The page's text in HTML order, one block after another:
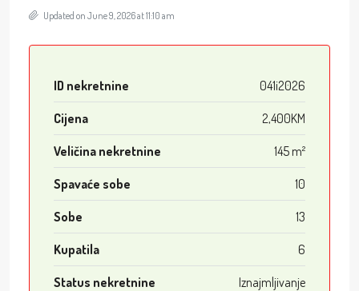
Updated on June 9, 2026 at 11:10 am
ID nekretnine 041i2026
Cijena 2,400KM
Veličina nekretnine 145 m²
Spavaće sobe 10
Sobe 13
Kupatila 6
Status nekretnine Iznajmljivanje